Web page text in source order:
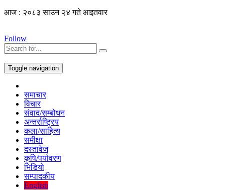
आज : २०८३ साउन २४ गते आइतवार
Follow
Toggle navigation
समाचार
विचार
संवाद/सम्बोधन
अन्तर्राष्ट्रिय
कला/साहित्य
समीक्षा
दस्तावेज
कृषि/पर्यावरण
भिडियो
सम्पादकीय
English